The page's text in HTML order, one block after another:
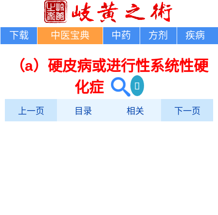
下载 中医宝典 中药 方剂 疾病
（a）硬皮病或进行性系统性硬
化症
上一页 目录 相关 下一页